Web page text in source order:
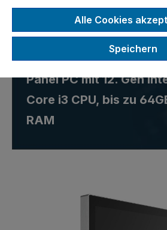
2A3MT
Lüfterloser kapazitiver
Panel PC mit 12. Gen
Core i3 CPU, bis zu
RAM
Alle Cookies
Speichern